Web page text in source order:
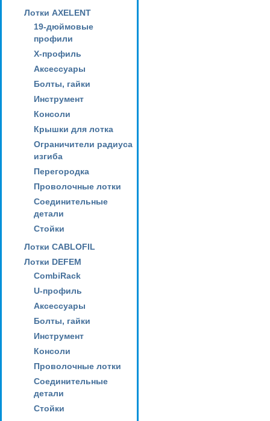
Лотки AXELENT
19-дюймовые
профили
X-профиль
Аксессуары
Болты, гайки
Инструмент
Консоли
Крышки для лотка
Ограничители радиуса
изгиба
Перегородка
Проволочные лотки
Соединительные
детали
Стойки
Лотки CABLOFIL
Лотки DEFEM
CombiRack
U-профиль
Аксессуары
Болты, гайки
Инструмент
Консоли
Проволочные лотки
Соединительные
детали
Стойки